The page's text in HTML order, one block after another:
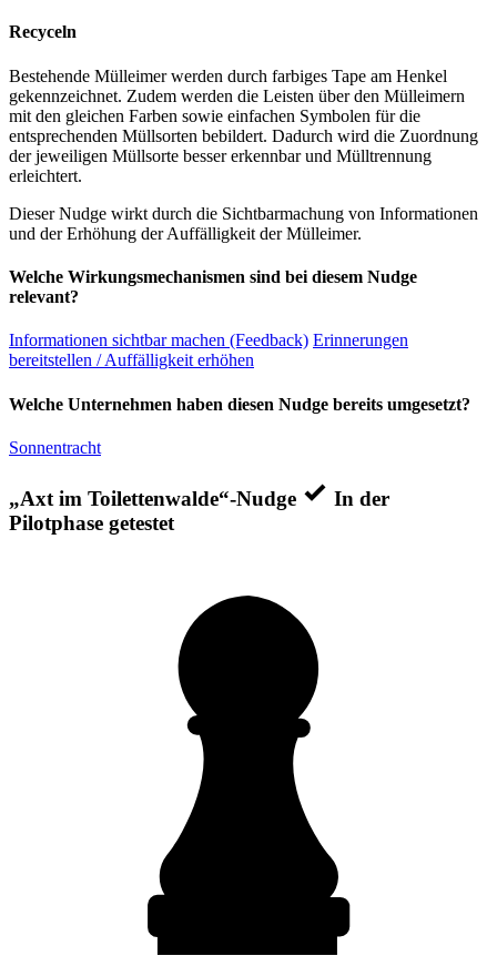
Recyceln
Bestehende Mülleimer werden durch farbiges Tape am Henkel
gekennzeichnet. Zudem werden die Leisten über den Mülleimern
mit den gleichen Farben sowie einfachen Symbolen für die
entsprechenden Müllsorten bebildert. Dadurch wird die Zuordnung
der jeweiligen Müllsorte besser erkennbar und Mülltrennung
erleichtert.
Dieser Nudge wirkt durch die Sichtbarmachung von Informationen
und der Erhöhung der Auffälligkeit der Mülleimer.
Welche Wirkungsmechanismen sind bei diesem Nudge
relevant?
Informationen sichtbar machen (Feedback) Erinnerungen
bereitstellen / Auffälligkeit erhöhen
Welche Unternehmen haben diesen Nudge bereits umgesetzt?
Sonnentracht
„Axt im Toilettenwalde“-Nudge
In der
Pilotphase getestet